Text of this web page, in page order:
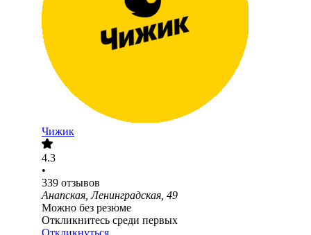
Чижик
4.3
•
339 отзывов
Анапская, Ленинградская, 49
Можно без резюме
Откликнитесь среди первых